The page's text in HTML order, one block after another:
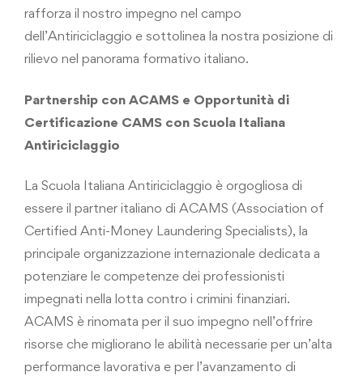
rafforza il nostro impegno nel campo
dell’Antiriciclaggio e sottolinea la nostra posizione di
rilievo nel panorama formativo italiano.
Partnership con ACAMS e Opportunità di
Certificazione CAMS con Scuola Italiana
Antiriciclaggio
La Scuola Italiana Antiriciclaggio è orgogliosa di
essere il partner italiano di ACAMS (Association of
Certified Anti-Money Laundering Specialists), la
principale organizzazione internazionale dedicata a
potenziare le competenze dei professionisti
impegnati nella lotta contro i crimini finanziari.
ACAMS è rinomata per il suo impegno nell’offrire
risorse che migliorano le abilità necessarie per un’alta
performance lavorativa e per l’avanzamento di